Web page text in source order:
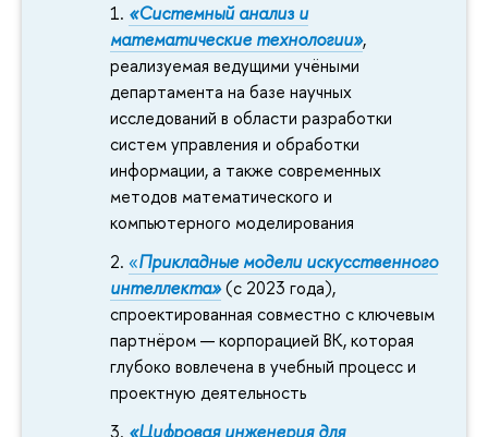
«Системный анализ и
математические технологии»,
реализуемая ведущими учёными
департамента на базе научных
исследований в области разработки
систем управления и обработки
информации, а также современных
методов математического и
компьютерного моделирования
«Прикладные модели искусственного
интеллекта»(с 2023 года),
спроектированная совместно с ключевым
партнёром — корпорацией ВК, которая
глубоко вовлечена в учебный процесс и
проектную деятельность
«Цифровая инженерия для